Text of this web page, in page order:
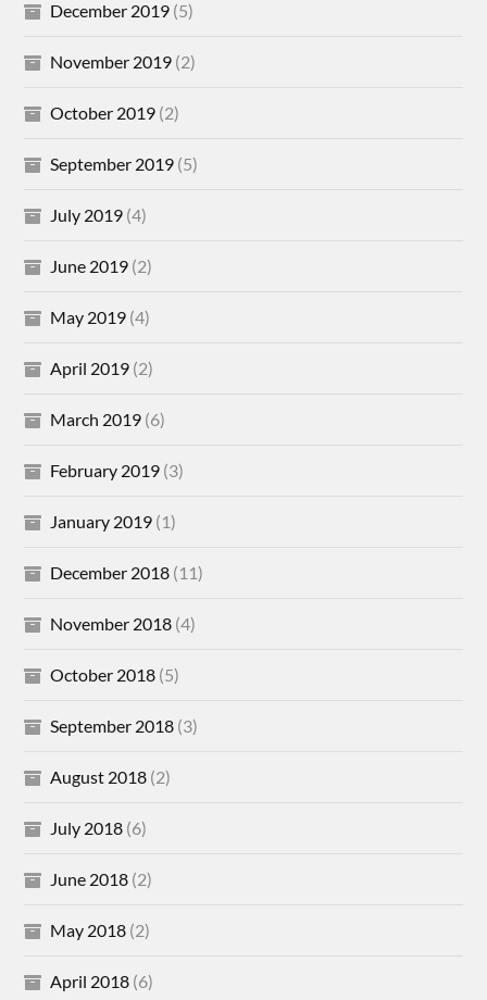
December 2019 (5)
November 2019 (2)
October 2019 (2)
September 2019 (5)
July 2019 (4)
June 2019 (2)
May 2019 (4)
April 2019 (2)
March 2019 (6)
February 2019 (3)
January 2019 (1)
December 2018 (11)
November 2018 (4)
October 2018 (5)
September 2018 (3)
August 2018 (2)
July 2018 (6)
June 2018 (2)
May 2018 (2)
April 2018 (6)